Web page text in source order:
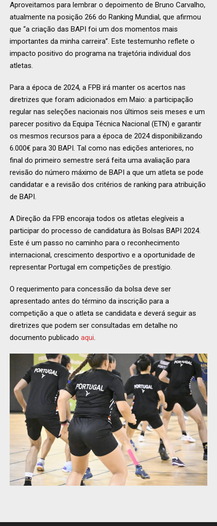
Aproveitamos para lembrar o depoimento de Bruno Carvalho,
atualmente na posição 266 do Ranking Mundial, que afirmou
que “a criação das BAPI foi um dos momentos mais
importantes da minha carreira”. Este testemunho reflete o
impacto positivo do programa na trajetória individual dos
atletas.
Para a época de 2024, a FPB irá manter os acertos nas
diretrizes que foram adicionados em Maio: a participação
regular nas seleções nacionais nos últimos seis meses e um
parecer positivo da Equipa Técnica Nacional (ETN) e garantir
os mesmos recursos para a época de 2024 disponibilizando
6.000€ para 30 BAPI. Tal como nas edições anteriores, no
final do primeiro semestre será feita uma avaliação para
revisão do número máximo de BAPI a que um atleta se pode
candidatar e a revisão dos critérios de ranking para atribuição
de BAPI.
A Direção da FPB encoraja todos os atletas elegíveis a
participar do processo de candidatura às Bolsas BAPI 2024.
Este é um passo no caminho para o reconhecimento
internacional, crescimento desportivo e a oportunidade de
representar Portugal em competições de prestígio.
O requerimento para concessão da bolsa deve ser
apresentado antes do término da inscrição para a
competição a que o atleta se candidata e deverá seguir as
diretrizes que podem ser consultadas em detalhe no
documento publicado aqui.